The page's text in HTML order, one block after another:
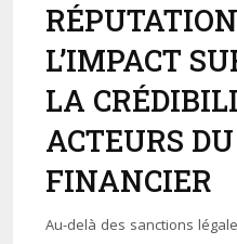
L’IMPACT
LA
ACTEURS
FINANCIER
Au-delà des sanctions